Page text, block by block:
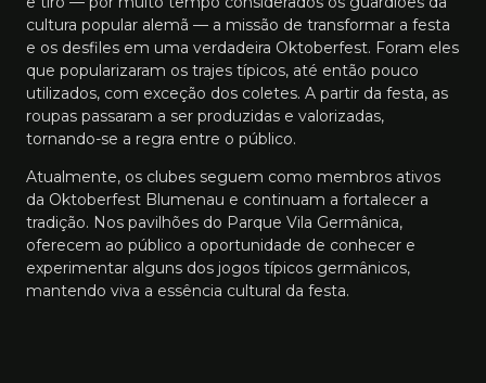
cultura popular alemã — a missão de transformar a festa
e os desfiles em uma verdadeira Oktoberfest. Foram eles
que popularizaram os trajes típicos, até então pouco
utilizados, com exceção dos coletes. A partir da festa, as
roupas passaram a ser produzidas e valorizadas,
tornando-se a regra entre o público.
Atualmente, os clubes seguem como membros ativos
da Oktoberfest Blumenau e continuam a fortalecer a
tradição. Nos pavilhões do Parque Vila Germânica,
oferecem ao público a oportunidade de conhecer e
experimentar alguns dos jogos típicos germânicos,
mantendo viva a essência cultural da festa.